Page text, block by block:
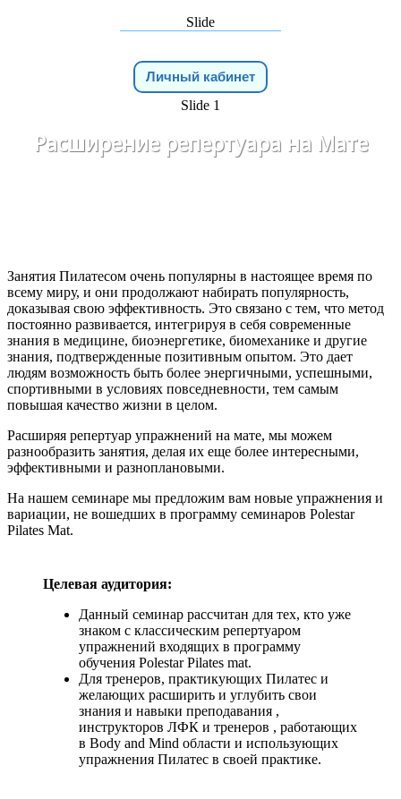
Slide
Личный кабинет
Slide 1
Расширение репертуара на Мате
Занятия Пилатесом очень популярны в настоящее время по
всему миру, и они продолжают набирать популярность,
доказывая свою эффективность. Это связано с тем, что метод
постоянно развивается, интегрируя в себя современные
знания в медицине, биоэнергетике, биомеханике и другие
знания, подтвержденные позитивным опытом. Это дает
людям возможность быть более энергичными, успешными,
спортивными в условиях повседневности, тем самым
повышая качество жизни в целом.
Расширяя репертуар упражнений на мате, мы можем
разнообразить занятия, делая их еще более интересными,
эффективными и разноплановыми.
На нашем семинаре мы предложим вам новые упражнения и
вариации, не вошедших в программу семинаров Polestar
Pilates Mat.
Целевая аудитория:
Данный семинар рассчитан для тех, кто уже
знаком с классическим репертуаром
упражнений входящих в программу
обучения Polestar Pilates mat.
Для тренеров, практикующих Пилатес и
желающих расширить и углубить свои
знания и навыки преподавания ,
инструкторов ЛФК и тренеров , работающих
в Body and Mind области и использующих
упражнения Пилатес в своей практике.